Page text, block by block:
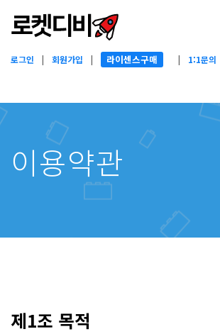
로그인 | 회원가입 | 라이센스구매 | 1:1문의
이용약관
제1조 목적